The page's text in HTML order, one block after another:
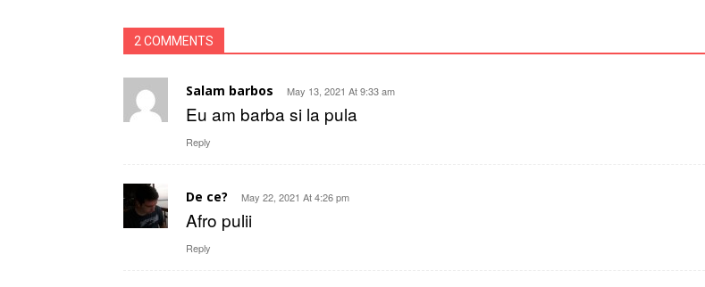
2 COMMENTS
Salam barbos May 13, 2021 At 9:33 am
Eu am barba si la pula
Reply
De ce? May 22, 2021 At 4:26 pm
Afro pulii
Reply